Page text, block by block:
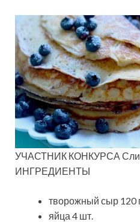
УЧАСТНИК КОНКУРСА
ИНГРЕДИЕНТЫ
творожный сыр 120
яйца 4 шт.